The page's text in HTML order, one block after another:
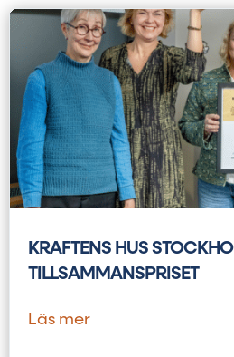
KRAFTENS HUS
TILLSAMMANSPRISET
Läs mer